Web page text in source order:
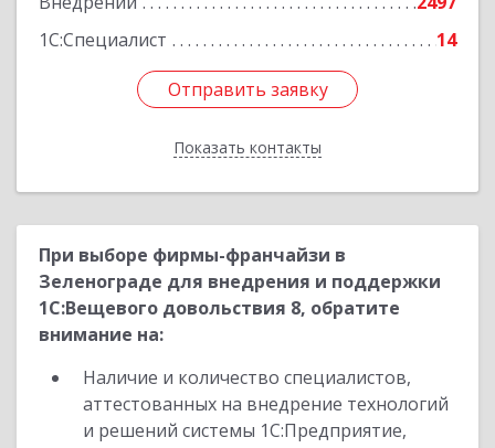
1С:Специалист
14
Отправить заявку
Показать контакты
Отправить заявку
Назад
При выборе фирмы-франчайзи в
Зеленограде для внедрения и поддержки
1С:Вещевого довольствия 8, обратите
внимание на:
Наличие и количество специалистов,
аттестованных на внедрение технологий
и решений системы 1С:Предприятие,